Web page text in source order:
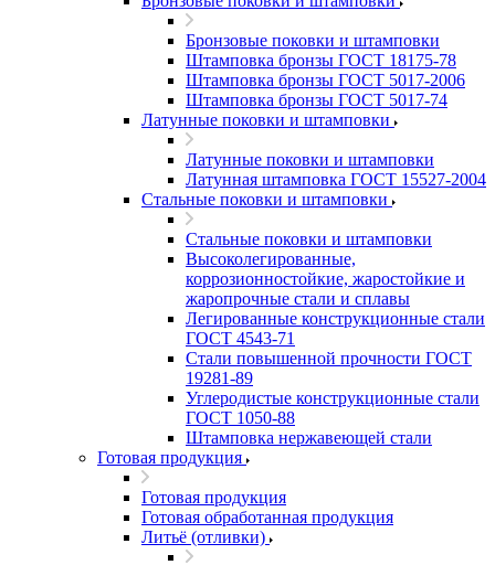
Бронзовые поковки и штамповки
Штамповка бронзы ГОСТ 18175-78
Штамповка бронзы ГОСТ 5017-2006
Штамповка бронзы ГОСТ 5017-74
Латунные поковки и штамповки
Латунные поковки и штамповки
Латунная штамповка ГОСТ 15527-2004
Стальные поковки и штамповки
Стальные поковки и штамповки
Высоколегированные,
коррозионностойкие, жаростойкие и
жаропрочные стали и сплавы
Легированные конструкционные стали
ГОСТ 4543-71
Стали повышенной прочности ГОСТ
19281-89
Углеродистые конструкционные стали
ГОСТ 1050-88
Штамповка нержавеющей стали
Готовая продукция
Готовая продукция
Готовая обработанная продукция
Литьё (отливки)